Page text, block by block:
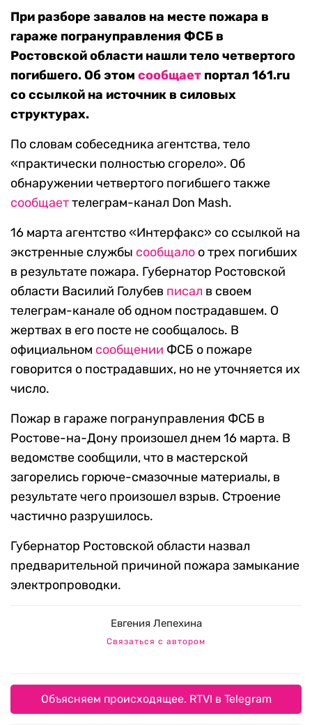
При разборе завалов на месте пожара в
гараже погрануправления ФСБ в
Ростовской области нашли тело четвертого
погибшего. Об этом сообщает портал 161.ru
со ссылкой на источник в силовых
структурах.
По словам собеседника агентства, тело
«практически полностью сгорело». Об
обнаружении четвертого погибшего также
сообщаеттелеграм-канал Don Mash.
16 марта агентство «Интерфакс» со ссылкой на
экстренные службы сообщало о трех погибших
в результате пожара. Губернатор Ростовской
области Василий Голубев писал в своем
телеграм-канале об одном пострадавшем. О
жертвах в его посте не сообщалось. В
официальном сообщении ФСБ о пожаре
говорится о пострадавших, но не уточняется их
число.
Пожар в гараже погрануправления ФСБ в
Ростове-на-Дону произошел днем 16 марта. В
ведомстве сообщили, что в мастерской
загорелись горюче-смазочные материалы, в
результате чего произошел взрыв. Строение
частично разрушилось.
Губернатор Ростовской области назвал
предварительной причиной пожара замыкание
электропроводки.
Евгения Лепехина
Связаться с автором
Объясняем происходящее. RTVI в Telegram